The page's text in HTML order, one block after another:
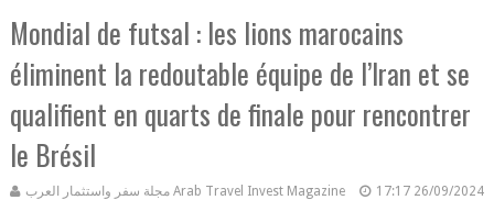
Mondial de futsal : les lions marocains
éliminent la redoutable équipe de l’Iran et se
qualifient en quarts de finale pour rencontrer
le Brésil
مجلة سفر واستثمار العرب Arab Travel Invest Magazine 17:17 26/09/2024